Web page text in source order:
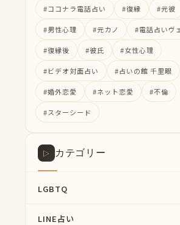
#ココナラ電話占い #復縁 #元彼
#男性心理 #元カノ #電話占いヴ
#復縁後 #彼氏 #女性心理
#ビデオ対面占い #占いの館 千里眼
#婚外恋愛 #ネット恋愛 #不倫
#スターシード
▷ カテゴリー
LGBTQ
LINE占い